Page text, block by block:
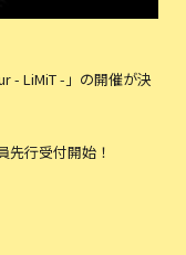
- LiMiT -」の開催が決
先行受付開始！